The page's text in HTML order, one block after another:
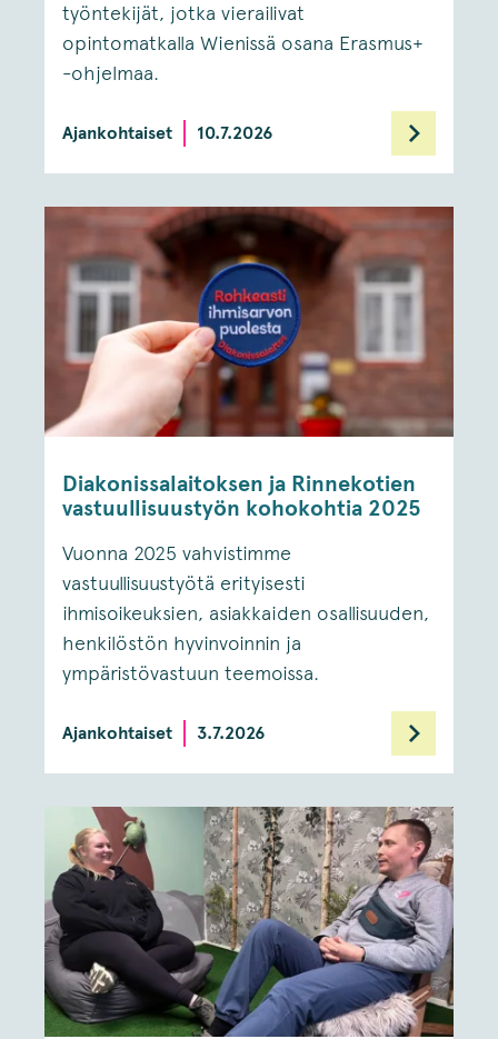
työntekijät, jotka vierailivat
opintomatkalla Wienissä osana Erasmus+
-ohjelmaa.
Ajankohtaiset 10.7.2026
Diakonissalaitoksen ja Rinnekotien
vastuullisuustyön kohokohtia 2025
Vuonna 2025 vahvistimme
vastuullisuustyötä erityisesti
ihmisoikeuksien, asiakkaiden osallisuuden,
henkilöstön hyvinvoinnin ja
ympäristövastuun teemoissa.
Ajankohtaiset 3.7.2026